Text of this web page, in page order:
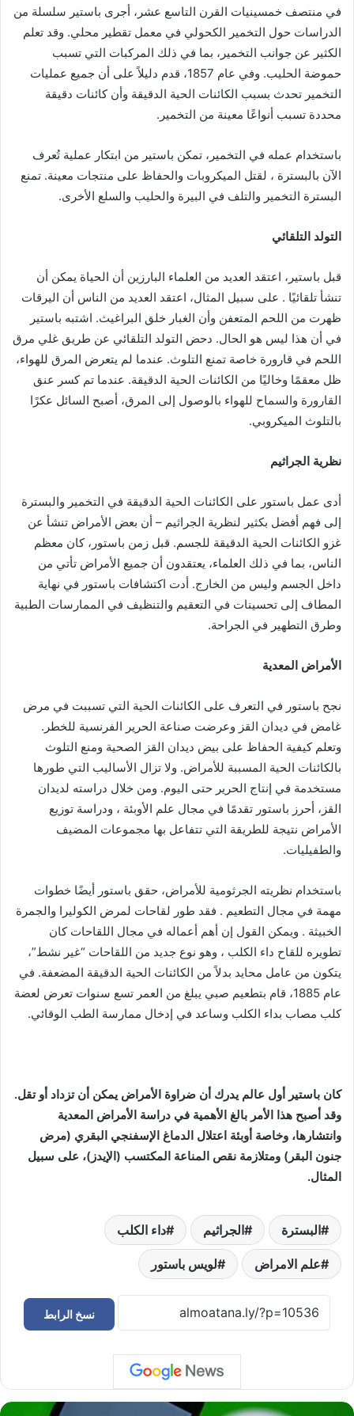
في منتصف خمسينيات القرن التاسع عشر، أجرى باستير سلسلة من
الدراسات حول التخمير الكحولي في معمل تقطير محلي. وقد تعلم
الكثير عن جوانب التخمير، بما في ذلك المركبات التي تسبب
حموضة الحليب. وفي عام 1857، قدم دليلاً على أن جميع عمليات
التخمير تحدث بسبب الكائنات الحية الدقيقة وأن كائنات دقيقة
محددة تسبب أنواعًا معينة من التخمير.
باستخدام عمله في التخمير، تمكن باستير من ابتكار عملية تُعرف
الآن بالبسترة ، لقتل الميكروبات والحفاظ على منتجات معينة. تمنع
البسترة التخمير والتلف في البيرة والحليب والسلع الأخرى.
التولد التلقائي
قبل باستير، اعتقد العديد من العلماء البارزين أن الحياة يمكن أن
تنشأ تلقائيًا . على سبيل المثال، اعتقد العديد من الناس أن اليرقات
ظهرت من اللحم المتعفن وأن الغبار خلق البراغيث. اشتبه باستير
في أن هذا ليس هو الحال. دحض التولد التلقائي عن طريق غلي مرق
اللحم في قارورة خاصة تمنع التلوث. عندما لم يتعرض المرق للهواء،
ظل معقمًا وخاليًا من الكائنات الحية الدقيقة. عندما تم كسر عنق
القارورة والسماح للهواء بالوصول إلى المرق، أصبح السائل عكرًا
بالتلوث الميكروبي.
نظرية الجراثيم
أدى عمل باستور على الكائنات الحية الدقيقة في التخمير والبسترة
إلى فهم أفضل بكثير لنظرية الجراثيم – أن بعض الأمراض تنشأ عن
غزو الكائنات الحية الدقيقة للجسم. قبل زمن باستور، كان معظم
الناس، بما في ذلك العلماء، يعتقدون أن جميع الأمراض تأتي من
داخل الجسم وليس من الخارج. أدت اكتشافات باستور في نهاية
المطاف إلى تحسينات في التعقيم والتنظيف في الممارسات الطبية
وطرق التطهير في الجراحة.
الأمراض المعدية
نجح باستور في التعرف على الكائنات الحية التي تسببت في مرض
غامض في ديدان القز وعرضت صناعة الحرير الفرنسية للخطر.
وتعلم كيفية الحفاظ على بيض ديدان القز الصحية ومنع التلوث
بالكائنات الحية المسببة للأمراض. ولا تزال الأساليب التي طورها
مستخدمة في إنتاج الحرير حتى اليوم. ومن خلال دراسته لديدان
القز، أحرز باستور تقدمًا في مجال علم الأوبئة ، ودراسة توزيع
الأمراض نتيجة للطريقة التي تتفاعل بها مجموعات المضيف
والطفيليات.
باستخدام نظريته الجرثومية للأمراض، حقق باستور أيضًا خطوات
مهمة في مجال التطعيم . فقد طور لقاحات لمرض الكوليرا والجمرة
الخبيثة . ويمكن القول إن أهم أعماله في مجال اللقاحات كان
تطويره للقاح داء الكلب ، وهو نوع جديد من اللقاحات “غير نشط”،
يتكون من عامل محايد بدلاً من الكائنات الحية الدقيقة المضعفة. في
عام 1885، قام بتطعيم صبي يبلغ من العمر تسع سنوات تعرض لعضة
كلب مصاب بداء الكلب وساعد في إدخال ممارسة الطب الوقائي.
كان باستير أول عالم يدرك أن ضراوة الأمراض يمكن أن تزداد أو تقل.
وقد أصبح هذا الأمر بالغ الأهمية في دراسة الأمراض المعدية
وانتشارها، وخاصة أوبئة اعتلال الدماغ الإسفنجي البقري (مرض
جنون البقر) ومتلازمة نقص المناعة المكتسب (الإيدز)، على سبيل
المثال.
البسترة الجراثيم داء الكلب
علم الامراض لويس باستور
نسخ الرابط